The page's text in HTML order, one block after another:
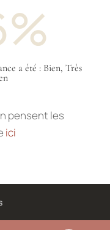
%
a été : Bien, Très
pensent les
ici